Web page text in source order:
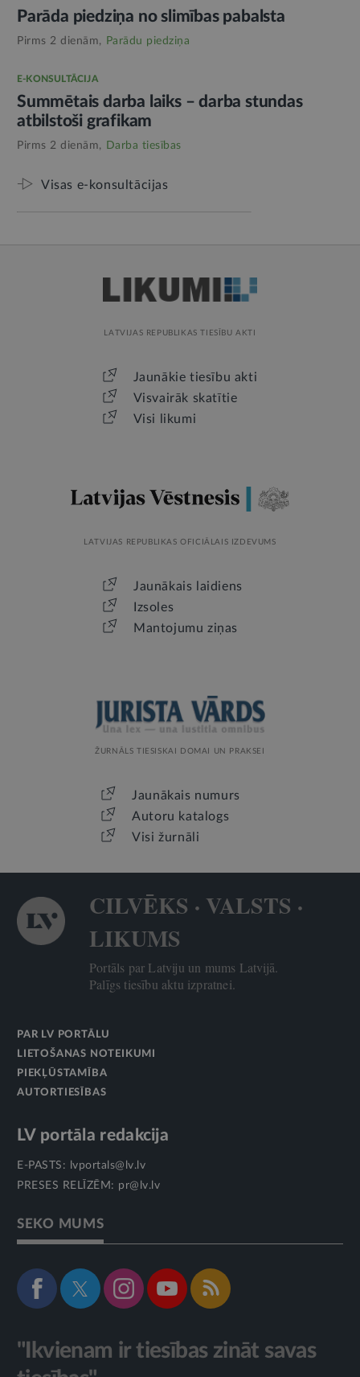
Parāda piedziņa no slimības pabalsta
Pirms 2 dienām, Parādu piedziņa
E-KONSULTĀCIJA
Summētais darba laiks – darba stundas
atbilstoši grafikam
Pirms 2 dienām, Darba tiesības
Visas e-konsultācijas
LATVIJAS REPUBLIKAS TIESĪBU AKTI
Jaunākie tiesību akti
Visvairāk skatītie
Visi likumi
LATVIJAS REPUBLIKAS OFICIĀLAIS IZDEVUMS
Jaunākais laidiens
Izsoles
Mantojumu ziņas
ŽURNĀLS TIESISKAI DOMAI UN PRAKSEI
Jaunākais numurs
Autoru katalogs
Visi žurnāli
CILVĒKS · VALSTS ·
LIKUMS
Portāls par Latviju un mums Latvijā.
Palīgs tiesību aktu izpratnei.
PAR LV PORTĀLU
LIETOŠANAS NOTEIKUMI
PIEKĻŪSTAMĪBA
AUTORTIESĪBAS
LV portāla redakcija
E-PASTS:
lvportals@lv.lv
PRESES RELĪZĒM: pr@lv.lv
SEKO MUMS
"Ikvienam ir tiesības zināt savas